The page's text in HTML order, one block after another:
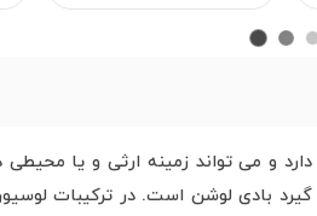
می تواند زمینه ارثی و یا محیطی
بادی لوشن است. در ترکیبات